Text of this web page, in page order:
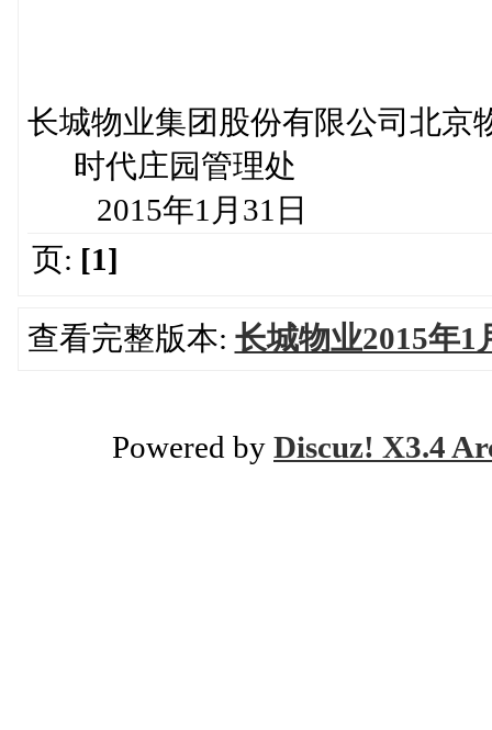
长城物业集团股份有限公司北京
时代庄园管理处
2015年1月31日
页: [1]
查看完整版本: 长城物业2015年1
Powered by Discuz! X3.4